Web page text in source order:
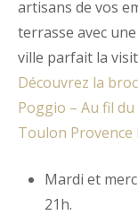
artisans de vos
terrasse avec
ville parfait la
Découvrez la
Poggio – Au fil
Toulon
Mardi et
21h.